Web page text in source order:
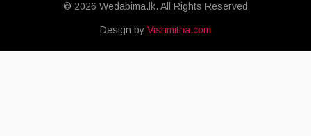
© 2026 Wedabima.lk. All Rights Reserved
Design by Vishmitha.com